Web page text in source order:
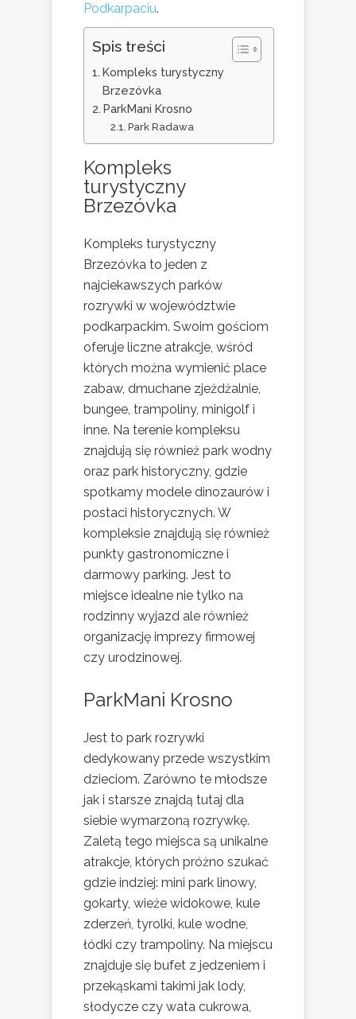
Podkarpaciu.
Spis treści
Kompleks turystyczny
Brzezóvka
ParkMani Krosno
Park Radawa
Kompleks
turystyczny
Brzezóvka
Kompleks turystyczny
Brzezóvka to jeden z
najciekawszych parków
rozrywki w województwie
podkarpackim. Swoim gościom
oferuje liczne atrakcje, wśród
których można wymienić place
zabaw, dmuchane zjeżdżalnie,
bungee, trampoliny, minigolf i
inne. Na terenie kompleksu
znajdują się również park wodny
oraz park historyczny, gdzie
spotkamy modele dinozaurów i
postaci historycznych. W
kompleksie znajdują się również
punkty gastronomiczne i
darmowy parking. Jest to
miejsce idealne nie tylko na
rodzinny wyjazd ale również
organizację imprezy firmowej
czy urodzinowej.
ParkMani Krosno
Jest to park rozrywki
dedykowany przede wszystkim
dzieciom. Zarówno te młodsze
jak i starsze znajdą tutaj dla
siebie wymarzoną rozrywkę.
Zaletą tego miejsca są unikalne
atrakcje, których próżno szukać
gdzie indziej: mini park linowy,
gokarty, wieże widokowe, kule
zderzeń, tyrolki, kule wodne,
łódki czy trampoliny. Na miejscu
znajduje się bufet z jedzeniem i
przekąskami takimi jak lody,
słodycze czy wata cukrowa,